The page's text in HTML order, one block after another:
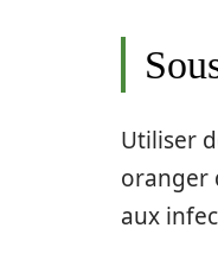
Utiliser
oranger
aux